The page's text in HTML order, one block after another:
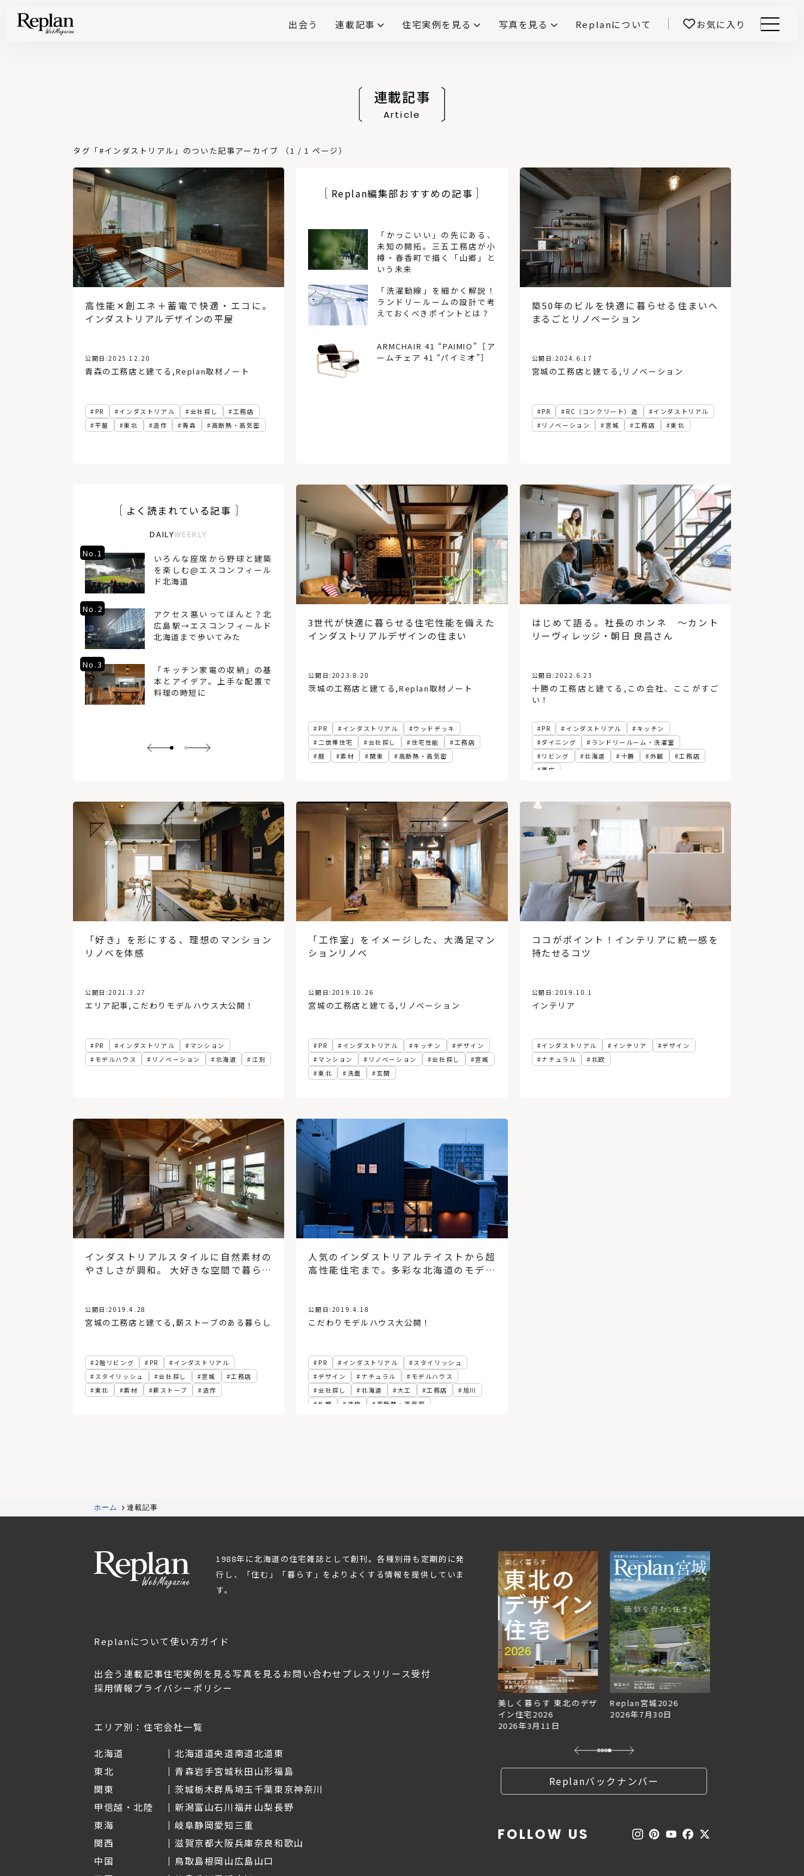
出会う 連載記事 住宅実例を見る 写真を見る Replanについて お気に入り
連載記事
Article
タグ「#インダストリアル」のついた記事アーカイブ （1 / 1 ページ）
高性能✕創エネ＋蓄電で快適・エコに。
インダストリアルデザインの平屋
公開日:2025.12.20
青森の工務店と建てる ,Replan取材ノート
PR インダストリアル 会社探し
工務店
平屋
東北 造作 青森 高断熱・高気密
Replan編集部おすすめの記事
北海道の暖房選びの正解は？
熱源や暖房方式を知って寒い
冬を乗り切ろう
「犬と暮らす家」の間取りや
アイデア。6つの住宅実例から
学ぶ！
「かっこいい」の先にある、
未知の開拓。三五工務店が小
樽・春香町で描く「山郷」と
いう未来
「洗濯動線」を細かく解説！
ランドリールームの設計で考
えておくべきポイントとは？
ARMCHAIR 41 “PAIMIO”［ア
ームチェア 41 “パイミオ”］
北海道の暖房選びの正解は？
熱源や暖房方式を知って寒い
冬を乗り切ろう
「犬と暮らす家」の間取りや
アイデア。6つの住宅実例から
学ぶ！
築50年のビルを快適に暮らせる住まいへ
まるごとリノベーション
公開日:2024.6.17
宮城の工務店と建てる , リノベーション
PR RC（コンクリート）造
インダストリアル
リノベーション
宮城 工務店 東北
よく読まれている記事
DAILYWEEKLY
No.1
いろんな座席から野球と建築
を楽しむ@エスコンフィール
ド北海道
No.2
アクセス悪いってほんと？北
広島駅→エスコンフィールド
北海道まで歩いてみた
No.3
「キッチン家電の収納」の基
本とアイデア。上手な配置で
料理の時短に
No.4
コンクリートの丸いくぼみの
正体と、Pコン穴（セパ穴）
を使ったフックのご紹介！
明」とは？リビングや寝室、
トイレにも
を学ぶ
No.1
いろんな座席から野球と建築
を楽しむ@エスコンフィール
ド北海道
広島駅→エスコンフィールド
北海道まで歩いてみた
本とアイデア。上手な配置で
料理の時短に
3世代が快適に暮らせる住宅性能を備えた
インダストリアルデザインの住まい
公開日: 2023.8.20
茨城の工務店と建てる ,Replan取材ノート
PR インダストリアル
ウッドデッキ
二世帯住宅
会社探し 住宅性能
工務店
庭
素材 関東 高断熱・高気密
はじめて語る。社長のホンネ 〜カント
リーヴィレッジ・朝日 良昌さん
公開日:2022.6.23
十勝の工務店と建てる , この会社、ここがすご
い！
PR インダストリアル
キッチン
ダイニング
ランドリールーム・洗濯室
リビング
北海道 十勝 外観
工務店
帯広
「好き」を形にする、理想のマンション
リノベを体感
公開日:2021.3.27
エリア記事, こだわりモデルハウス大公開！
PR インダストリアル
マンション
モデルハウス
リノベーション 北海道 江別
「工作室」をイメージした、大満足マン
ションリノベ
公開日: 2019.10.26
宮城の工務店と建てる , リノベーション
PR インダストリアル キッチン
デザイン
マンション
リノベーション 会社探し
宮城
東北
洗面 玄関
ココがポイント！インテリアに統一感を
持たせるコツ
公開日:2019.10.1
インテリア
インダストリアル インテリア
デザイン
ナチュラル
北欧
インダストリアルスタイルに自然素材の
やさしさが調和。 大好きな空間で暮らす
公開日:2019.4.28
宮城の工務店と建てる ,薪ストーブのある暮らし
2階リビング PR
インダストリアル
スタイリッシュ
会社探し 宮城
工務店
東北
素材 薪ストーブ 造作
人気のインダストリアルテイストから超
高性能住宅まで。多彩な北海道のモデル
公開日: 2019.4.18
こだわりモデルハウス大公開！
PR インダストリアル
スタイリッシュ
デザイン
ナチュラル
モデルハウス
会社探し
北海道 大工 工務店
旭川
札幌
造作 高断熱・高気密
ホーム 連載記事
1988年に北海道の住宅雑誌として創刊。各種別冊も定期的に発
行し、「住む」「暮らす」をよりよくする情報を提供していま
す。
Replanについて使い方ガイド
出会う 連載記事住宅実例を見る写真を見る お問い合わせ プレスリリース受付
採用情報プライバシーポリシー
エリア別：住宅会社一覧
北海道 北海道道央道南道北道東
東北
青森岩手宮城秋田山形福島
関東
茨城栃木群馬埼玉千葉東京神奈川
甲信越・北陸
新潟富山石川福井山梨長野
東海
岐阜静岡愛知三重
関西
滋賀京都大阪兵庫奈良和歌山
中国
鳥取島根岡山広島山口
2026年3月11日
美しく暮らす 東北のデザ
イン住宅2026
2026年3月11日
Replan宮城2026
2026年7月30日
Replanバックナンバー
FOLLOW US